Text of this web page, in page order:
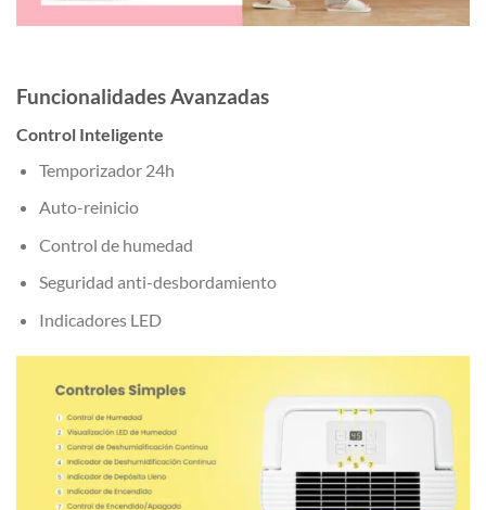
Funcionalidades Avanzadas
Control Inteligente
Temporizador 24h
Auto-reinicio
Control de humedad
Seguridad anti-desbordamiento
Indicadores LED